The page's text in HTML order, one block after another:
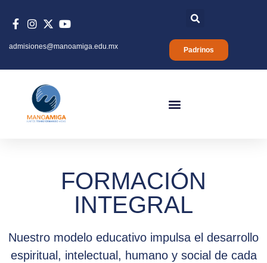
Padrinos
admisiones@manoamiga.edu.mx
FORMACIÓN
INTEGRAL
Nuestro modelo educativo impulsa el desarrollo
espiritual, intelectual, humano y social de cada